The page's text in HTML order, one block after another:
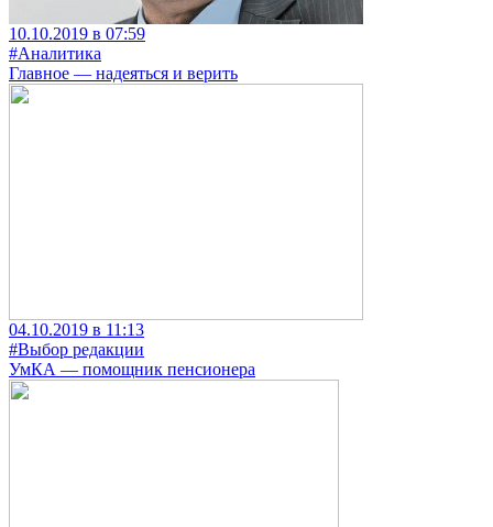
10.10.2019 в 07:59
#Аналитика
Главное — надеяться и верить
04.10.2019 в 11:13
#Выбор редакции
УмКА — помощник пенсионера